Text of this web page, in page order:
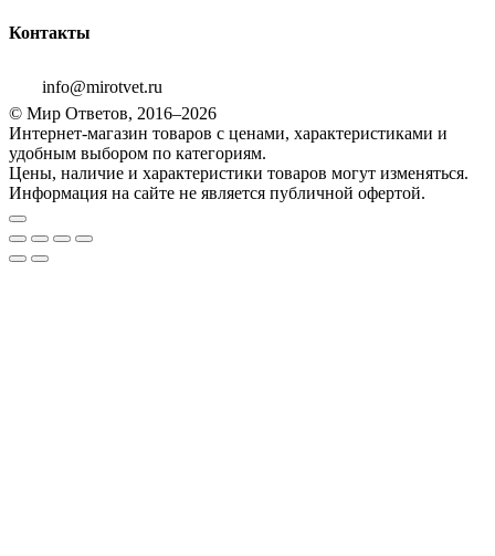
Контакты
info@mirotvet.ru
© Мир Ответов, 2016–2026
Интернет-магазин товаров с ценами, характеристиками и
удобным выбором по категориям.
Цены, наличие и характеристики товаров могут изменяться.
Информация на сайте не является публичной офертой.